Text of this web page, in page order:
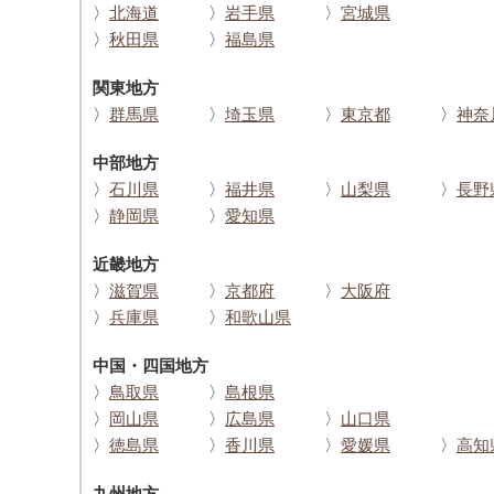
〉 北海道 〉 岩手県 〉 宮城県
〉 秋田県 〉 福島県
関東地方
〉 群馬県 〉 埼玉県 〉 東京都 〉 神奈
中部地方
〉 石川県 〉 福井県 〉 山梨県 〉 長野
〉 静岡県 〉 愛知県
近畿地方
〉 滋賀県 〉 京都府 〉 大阪府
〉 兵庫県 〉 和歌山県
中国・四国地方
〉 鳥取県 〉 島根県
〉 岡山県 〉 広島県 〉 山口県
〉 徳島県 〉 香川県 〉 愛媛県 〉 高知